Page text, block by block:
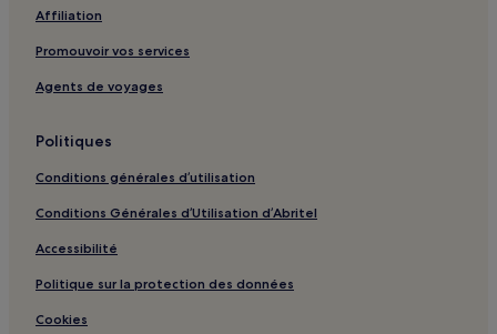
Ait M'Hamed : hôtels
Tiffert N'Ait Hamza : hôtels
Irboula : hôtels
Ait Taguella : hôtels Hôtels avec piscine
Ait Taguella : hôtels Hôtels avec parking
Ait Taguella : hôtels Hôtels avec petit-déjeuner gratuit
Ait Taguella : Maison d’hôtes
Ait Taguella : hôtels Hôtels pas chers
Ait Taguella : hôtels 2 étoiles
Affiliation
Promouvoir vos services
Agents de voyages
Politiques
Conditions générales d’utilisation
Conditions Générales d’Utilisation d’Abritel
Accessibilité
Politique sur la protection des données
Cookies